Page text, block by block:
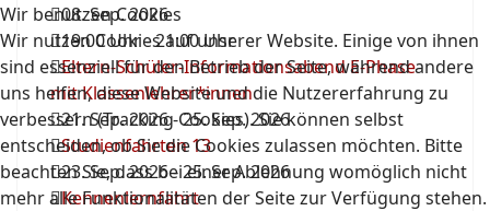
08. Sep. 2026
19:00 Uhr-21:00 Uhr
Eltern-Schüler-Informationsabend E-Phase
mit Klassenlehrer*innen
21. Sep. 2026-25. Sep. 2026
Studienfahrten 13
23. Sep. 2026-25. Sep. 2026
Kennenlernfahrt
Wir benutzen Cookies
Wir nutzen Cookies auf unserer Website. Einige von ihnen
sind essenziell für den Betrieb der Seite, während andere
uns helfen, diese Website und die Nutzererfahrung zu
verbessern (Tracking Cookies). Sie können selbst
entscheiden, ob Sie die Cookies zulassen möchten. Bitte
beachten Sie, dass bei einer Ablehnung womöglich nicht
mehr alle Funktionalitäten der Seite zur Verfügung stehen.